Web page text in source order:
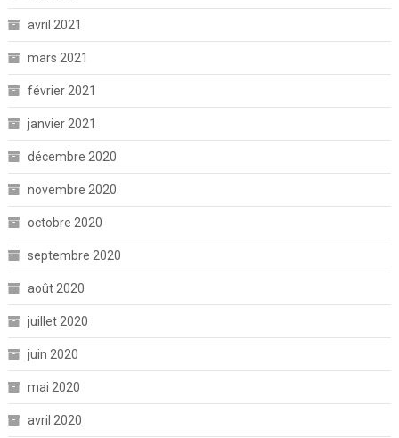
avril 2021
mars 2021
février 2021
janvier 2021
décembre 2020
novembre 2020
octobre 2020
septembre 2020
août 2020
juillet 2020
juin 2020
mai 2020
avril 2020